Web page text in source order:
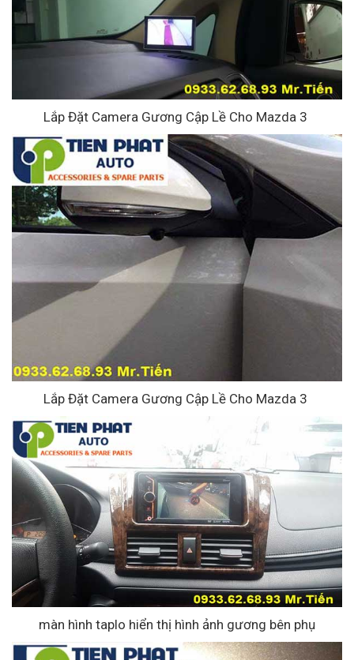
Lắp Đặt Camera Gương Cập Lề Cho Mazda 3
Lắp Đặt Camera Gương Cập Lề Cho Mazda 3
màn hình taplo hiển thị hình ảnh gương bên phụ